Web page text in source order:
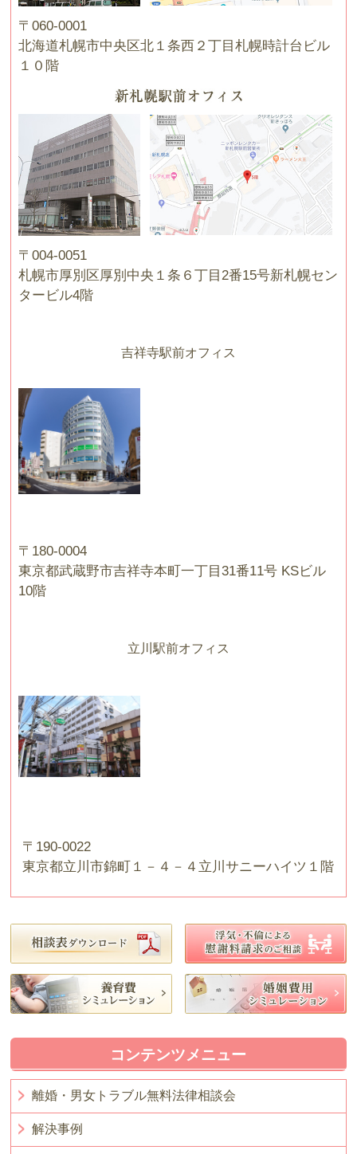
〒060-0001
北海道札幌市中央区北１条西２丁目札幌時計台ビル
１０階
〒004-0051
札幌市厚別区厚別中央１条６丁目2番15号新札幌セン
タービル4階
吉祥寺駅前オフィス
〒180-0004
東京都武蔵野市吉祥寺本町一丁目31番11号 KSビル
10階
立川駅前オフィス
〒190-0022
東京都立川市錦町１－４－４立川サニーハイツ１階
コンテンツメニュー
離婚・男女トラブル無料法律相談会
解決事例